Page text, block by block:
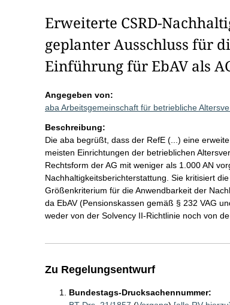
Erweiterte CSRD-
geplanter Ausschluss für
Einführung für EbAV als
Angegeben von:
aba Arbeitsgemeinschaft für betriebliche
Beschreibung:
Die aba begrüßt, dass der RefE (...) eine
meisten Einrichtungen der betrieblichen
Rechtsform der AG mit weniger als 1.000 AN
Nachhaltigkeitsberichterstattung. Sie kritisiert
Größenkriterium für die Anwendbarkeit der
da EbAV (Pensionskassen gemäß § 232 VAG
weder von der Solvency II-Richtlinie noch von
Zu Regelungsentwurf
Bundestags-Drucksachennummer: